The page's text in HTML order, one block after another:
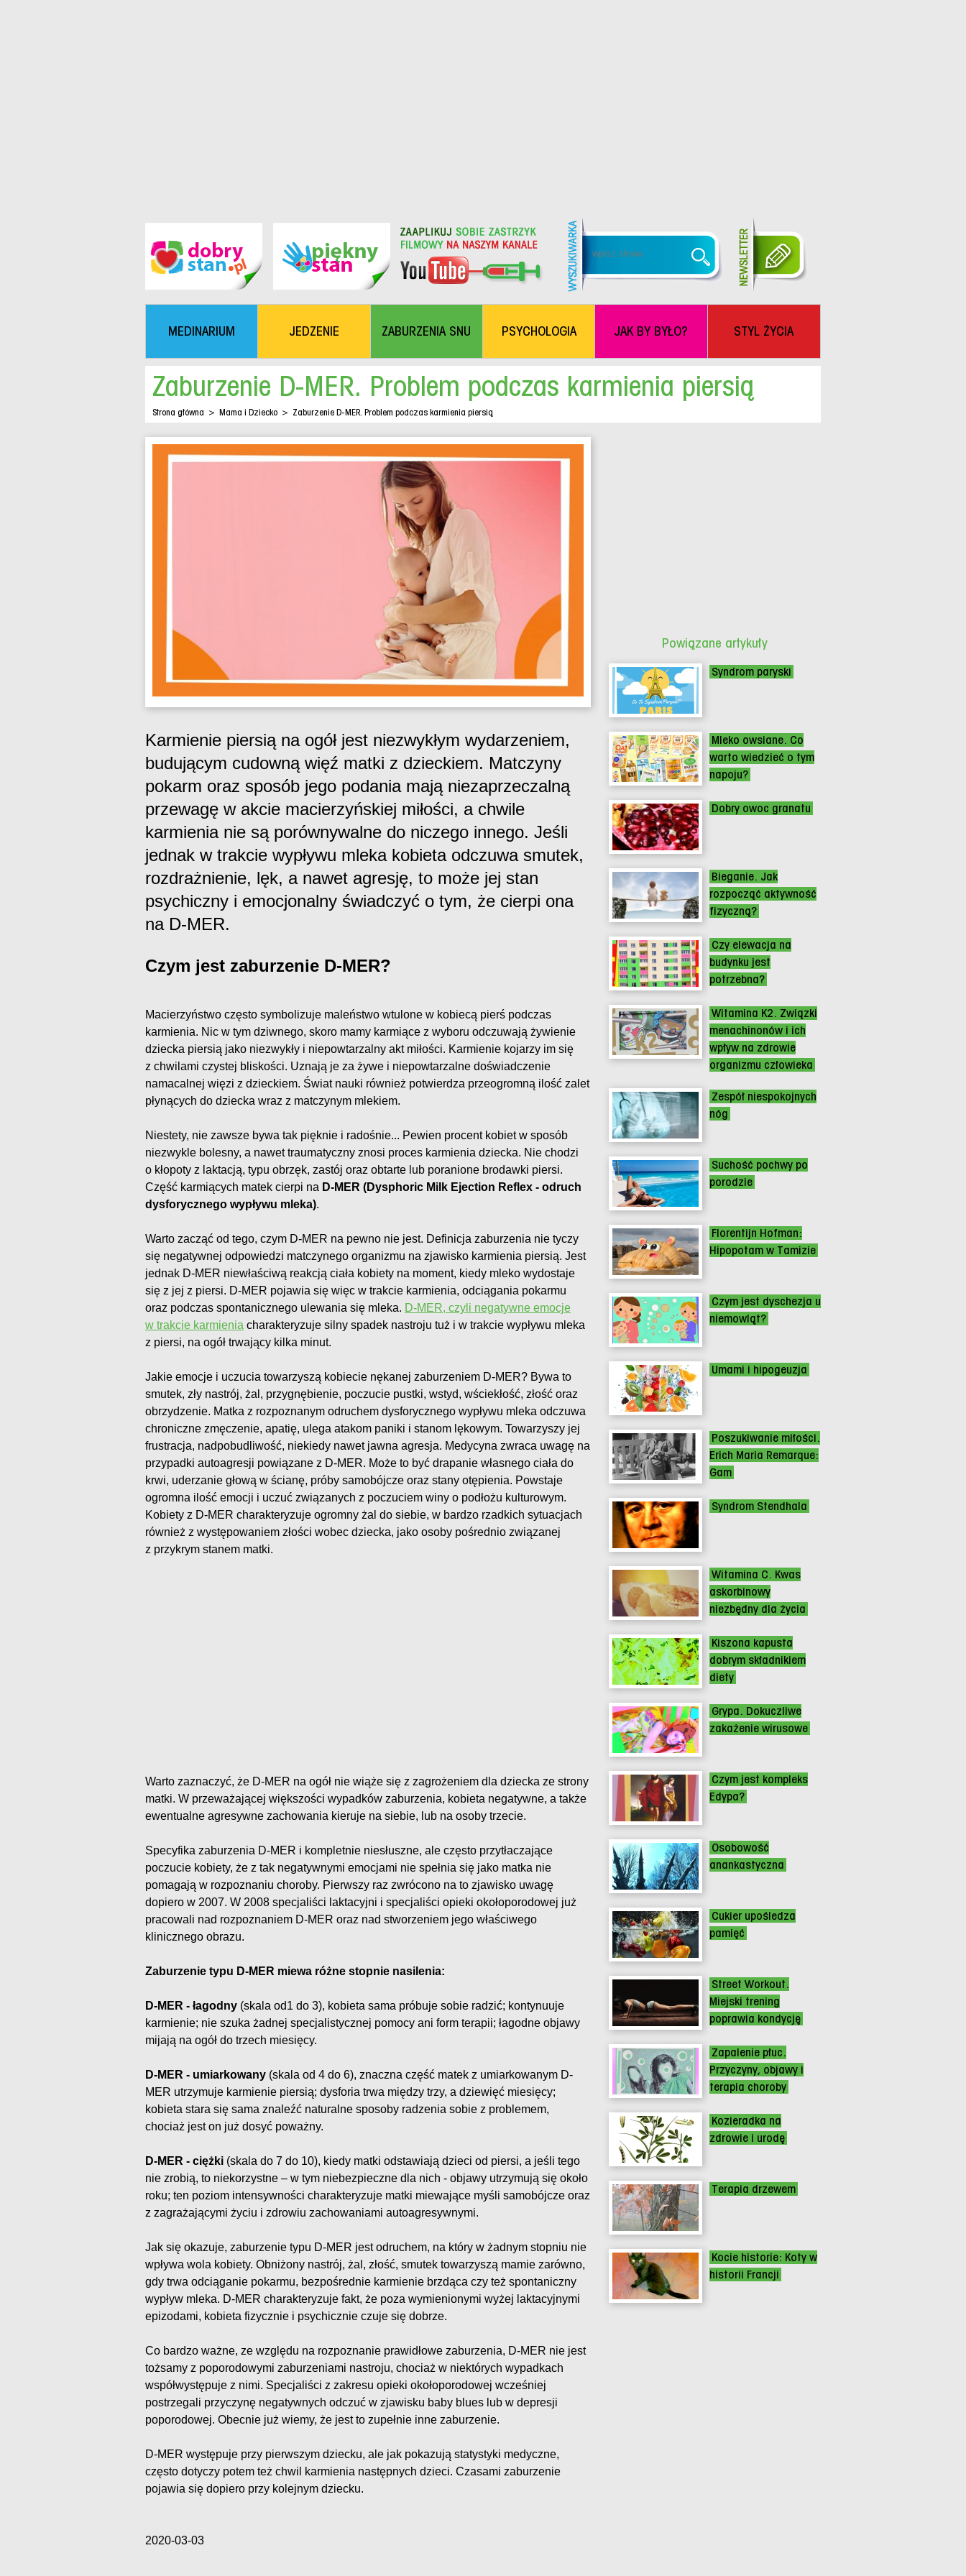
MEDINARIUM JEDZENIE ZABURZENIA SNU PSYCHOLOGIA JAK BY BYŁO? STYL ŻYCIA
Zaburzenie D-MER. Problem podczas karmienia piersią
Strona główna > Mama i Dziecko > Zaburzenie D-MER. Problem podczas karmienia piersią
Karmienie piersią na ogół jest niezwykłym wydarzeniem,
budującym cudowną więź matki z dzieckiem. Matczyny
pokarm oraz sposób jego podania mają niezaprzeczalną
przewagę w akcie macierzyńskiej miłości, a chwile
karmienia nie są porównywalne do niczego innego. Jeśli
jednak w trakcie wypływu mleka kobieta odczuwa smutek,
rozdrażnienie, lęk, a nawet agresję, to może jej stan
psychiczny i emocjonalny świadczyć o tym, że cierpi ona
na D-MER.
Czym jest zaburzenie D-MER?
Macierzyństwo często symbolizuje maleństwo wtulone w kobiecą pierś podczas
karmienia. Nic w tym dziwnego, skoro mamy karmiące z wyboru odczuwają żywienie
dziecka piersią jako niezwykły i niepowtarzalny akt miłości. Karmienie kojarzy im się
z chwilami czystej bliskości. Uznają je za żywe i niepowtarzalne doświadczenie
namacalnej więzi z dzieckiem. Świat nauki również potwierdza przeogromną ilość zalet
płynących do dziecka wraz z matczynym mlekiem.
Niestety, nie zawsze bywa tak pięknie i radośnie... Pewien procent kobiet w sposób
niezwykle bolesny, a nawet traumatyczny znosi proces karmienia dziecka. Nie chodzi
o kłopoty z laktacją, typu obrzęk, zastój oraz obtarte lub poranione brodawki piersi.
Część karmiących matek cierpi na D-MER (Dysphoric Milk Ejection Reflex - odruch
dysforycznego wypływu mleka).
Warto zacząć od tego, czym D-MER na pewno nie jest. Definicja zaburzenia nie tyczy
się negatywnej odpowiedzi matczynego organizmu na zjawisko karmienia piersią. Jest
jednak D-MER niewłaściwą reakcją ciała kobiety na moment, kiedy mleko wydostaje
się z jej z piersi. D-MER pojawia się więc w trakcie karmienia, odciągania pokarmu
oraz podczas spontanicznego ulewania się mleka. D-MER, czyli negatywne emocje
w trakcie karmienia charakteryzuje silny spadek nastroju tuż i w trakcie wypływu mleka
z piersi, na ogół trwający kilka minut.
Jakie emocje i uczucia towarzyszą kobiecie nękanej zaburzeniem D-MER? Bywa to
smutek, zły nastrój, żal, przygnębienie, poczucie pustki, wstyd, wściekłość, złość oraz
obrzydzenie. Matka z rozpoznanym odruchem dysforycznego wypływu mleka odczuwa
chroniczne zmęczenie, apatię, ulega atakom paniki i stanom lękowym. Towarzyszy jej
frustracja, nadpobudliwość, niekiedy nawet jawna agresja. Medycyna zwraca uwagę na
przypadki autoagresji powiązane z D-MER. Może to być drapanie własnego ciała do
krwi, uderzanie głową w ścianę, próby samobójcze oraz stany otępienia. Powstaje
ogromna ilość emocji i uczuć związanych z poczuciem winy o podłożu kulturowym.
Kobiety z D-MER charakteryzuje ogromny żal do siebie, w bardzo rzadkich sytuacjach
również z występowaniem złości wobec dziecka, jako osoby pośrednio związanej
z przykrym stanem matki.
Warto zaznaczyć, że D-MER na ogół nie wiąże się z zagrożeniem dla dziecka ze strony
matki. W przeważającej większości wypadków zaburzenia, kobieta negatywne, a także
ewentualne agresywne zachowania kieruje na siebie, lub na osoby trzecie.
Specyfika zaburzenia D-MER i kompletnie niesłuszne, ale często przytłaczające
poczucie kobiety, że z tak negatywnymi emocjami nie spełnia się jako matka nie
pomagają w rozpoznaniu choroby. Pierwszy raz zwrócono na to zjawisko uwagę
dopiero w 2007. W 2008 specjaliści laktacyjni i specjaliści opieki okołoporodowej już
pracowali nad rozpoznaniem D-MER oraz nad stworzeniem jego właściwego
klinicznego obrazu.
Zaburzenie typu D-MER miewa różne stopnie nasilenia:
D-MER - łagodny (skala od1 do 3), kobieta sama próbuje sobie radzić; kontynuuje
karmienie; nie szuka żadnej specjalistycznej pomocy ani form terapii; łagodne objawy
mijają na ogół do trzech miesięcy.
D-MER - umiarkowany (skala od 4 do 6), znaczna część matek z umiarkowanym D-
MER utrzymuje karmienie piersią; dysforia trwa między trzy, a dziewięć miesięcy;
kobieta stara się sama znaleźć naturalne sposoby radzenia sobie z problemem,
chociaż jest on już dosyć poważny.
D-MER - ciężki (skala do 7 do 10), kiedy matki odstawiają dzieci od piersi, a jeśli tego
nie zrobią, to niekorzystne – w tym niebezpieczne dla nich - objawy utrzymują się około
roku; ten poziom intensywności charakteryzuje matki miewające myśli samobójcze oraz
z zagrażającymi życiu i zdrowiu zachowaniami autoagresywnymi.
Jak się okazuje, zaburzenie typu D-MER jest odruchem, na który w żadnym stopniu nie
wpływa wola kobiety. Obniżony nastrój, żal, złość, smutek towarzyszą mamie zarówno,
gdy trwa odciąganie pokarmu, bezpośrednie karmienie brzdąca czy też spontaniczny
wypływ mleka. D-MER charakteryzuje fakt, że poza wymienionymi wyżej laktacyjnymi
epizodami, kobieta fizycznie i psychicznie czuje się dobrze.
Co bardzo ważne, ze względu na rozpoznanie prawidłowe zaburzenia, D-MER nie jest
tożsamy z poporodowymi zaburzeniami nastroju, chociaż w niektórych wypadkach
współwystępuje z nimi. Specjaliści z zakresu opieki okołoporodowej wcześniej
postrzegali przyczynę negatywnych odczuć w zjawisku baby blues lub w depresji
poporodowej. Obecnie już wiemy, że jest to zupełnie inne zaburzenie.
D-MER występuje przy pierwszym dziecku, ale jak pokazują statystyki medyczne,
często dotyczy potem też chwil karmienia następnych dzieci. Czasami zaburzenie
pojawia się dopiero przy kolejnym dziecku.
2020-03-03
Powiązane artykuły
Syndrom paryski
Mleko owsiane. Co
warto wiedzieć o tym
napoju?
Dobry owoc granatu
Bieganie. Jak
rozpocząć aktywność
fizyczną?
Czy elewacja na
budynku jest
potrzebna?
Witamina K2. Związki
menachinonów i ich
wpływ na zdrowie
organizmu człowieka
Zespół niespokojnych
nóg
Suchość pochwy po
porodzie
Florentijn Hofman:
Hipopotam w Tamizie
Czym jest dyschezja u
niemowląt?
Umami i hipogeuzja
Poszukiwanie miłości.
Erich Maria Remarque:
Gam
Syndrom Stendhala
Witamina C. Kwas
askorbinowy
niezbędny dla życia
Kiszona kapusta
dobrym składnikiem
diety
Grypa. Dokuczliwe
zakażenie wirusowe
Czym jest kompleks
Edypa?
Osobowość
anankastyczna
Cukier upośledza
pamięć
Street Workout.
Miejski trening
poprawia kondycję
Zapalenie płuc.
Przyczyny, objawy i
terapia choroby
Kozieradka na
zdrowie i urodę
Terapia drzewem
Kocie historie: Koty w
historii Francji